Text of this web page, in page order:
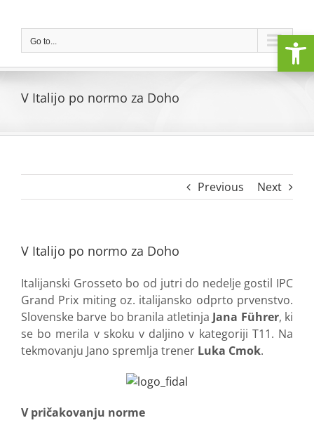
contentGo to...
V Italijo po normo za Doho
Previous Next
V Italijo po normo za Doho
Italijanski Grosseto bo od jutri do nedelje gostil IPC
Grand Prix miting oz. italijansko odprto prvenstvo.
Slovenske barve bo branila atletinja Jana Führer, ki
se bo merila v skoku v daljino v kategoriji T11. Na
tekmovanju Jano spremlja trener Luka Cmok.
V pričakovanju norme